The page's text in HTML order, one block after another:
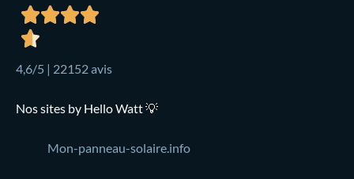
4,6/5 | 22152 avis
Nos sites by Hello Watt 💡
Mon-panneau-solaire.info